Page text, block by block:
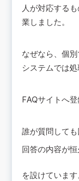
人が対応する
業しました。
なぜなら、個
システムでは
FAQサイトへ登
誰が質問して
回答の内容が
を設けています